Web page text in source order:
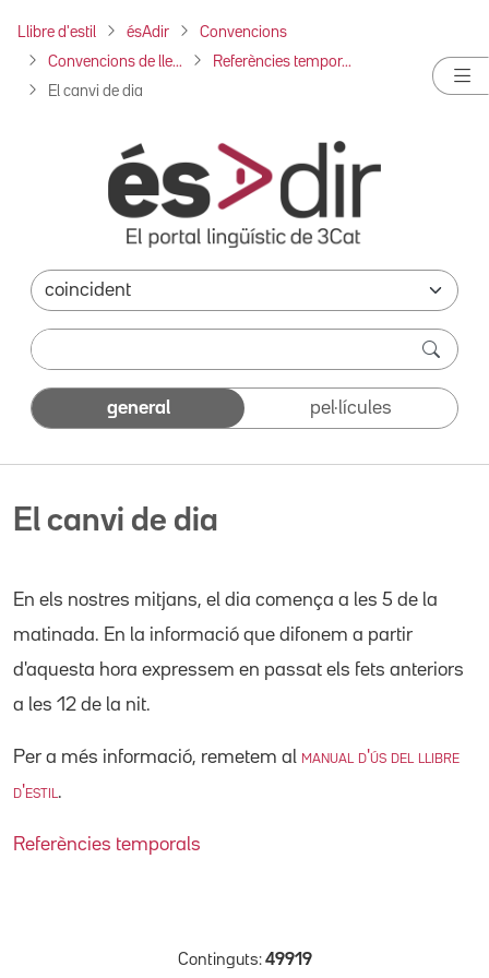
Llibre d'estil ésAdir Convencions
Convencions de lle... Referències tempor...
El canvi de dia
general pel·lícules
El canvi de dia
En els nostres mitjans, el dia comença a les 5 de la
matinada. En la informació que difonem a partir
d'aquesta hora expressem en passat els fets anteriors
a les 12 de la nit.
Per a més informació, remetem al manual d'ús del llibre
d'estil .
Referències temporals
Continguts: 49919